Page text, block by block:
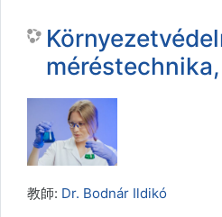
教師: Dr. Bodnár Ildikó